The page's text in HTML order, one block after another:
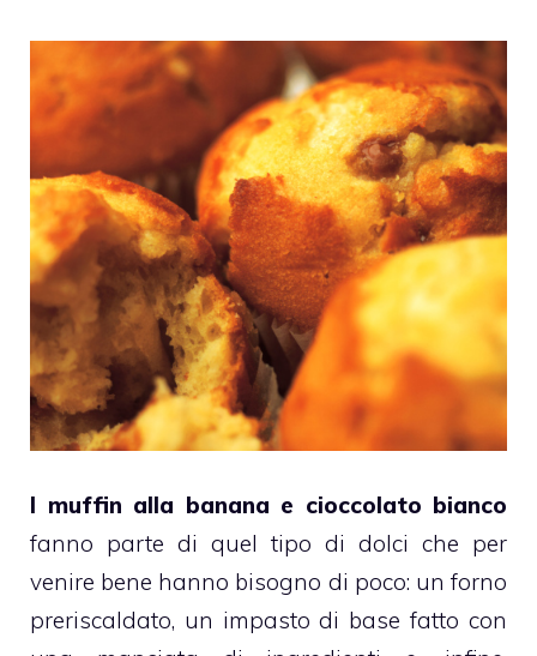
I muffin alla banana e cioccolato bianco
fanno parte di quel tipo di dolci che per
venire bene hanno bisogno di poco: un forno
preriscaldato, un impasto di base fatto con